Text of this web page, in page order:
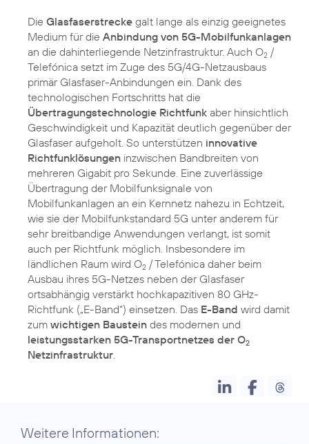
Die Glasfaserstrecke galt lange als einzig geeignetes
Medium für die Anbindung von 5G-Mobilfunkanlagen
an die dahinterliegende Netzinfrastruktur. Auch O2 /
Telefónica setzt im Zuge des 5G/4G-Netzausbaus
primär Glasfaser-Anbindungen ein. Dank des
technologischen Fortschritts hat die
Übertragungstechnologie Richtfunk aber hinsichtlich
Geschwindigkeit und Kapazität deutlich gegenüber der
Glasfaser aufgeholt. So unterstützen innovative
Richtfunklösungen inzwischen Bandbreiten von
mehreren Gigabit pro Sekunde. Eine zuverlässige
Übertragung der Mobilfunksignale von
Mobilfunkanlagen an ein Kernnetz nahezu in Echtzeit,
wie sie der Mobilfunkstandard 5G unter anderem für
sehr breitbandige Anwendungen verlangt, ist somit
auch per Richtfunk möglich. Insbesondere im
ländlichen Raum wird O2 / Telefónica daher beim
Ausbau ihres 5G-Netzes neben der Glasfaser
ortsabhängig verstärkt hochkapazitiven 80 GHz-
Richtfunk („E-Band“) einsetzen. Das E-Band wird damit
zum wichtigen Baustein des modernen und
leistungsstarken 5G-Transportnetzes der O2
Netzinfrastruktur
Weitere Informationen: